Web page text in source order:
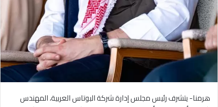
هرمنا- يتشرف رئيس مجلس إدارة شركة البوتاس العربية، المهندس